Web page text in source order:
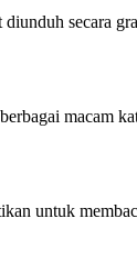
secara
macam
untuk